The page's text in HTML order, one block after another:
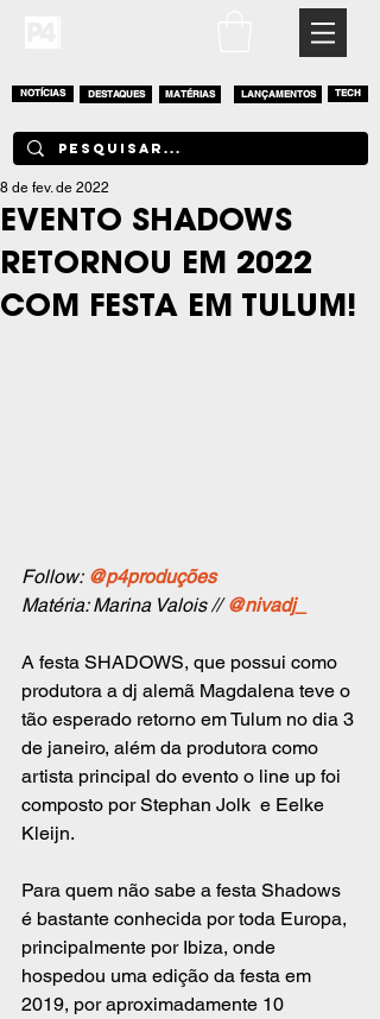
NOTÍCIAS DESTAQUES MATÉRIAS LANÇAMENTOS TECH
EVENTO SHADOWS
RETORNOU EM 2022
COM FESTA EM TULUM!
8 de fev. de 2022
Follow: @p4produções
Matéria: Marina Valois // @nivadj_
A festa SHADOWS, que possui como
produtora a dj alemã Magdalena teve o
tão esperado retorno em Tulum no dia 3
de janeiro, além da produtora como
artista principal do evento o line up foi
composto por Stephan Jolk  e Eelke
Kleijn.
Para quem não sabe a festa Shadows
é bastante conhecida por toda Europa,
principalmente por Ibiza, onde
hospedou uma edição da festa em
2019, por aproximadamente 10